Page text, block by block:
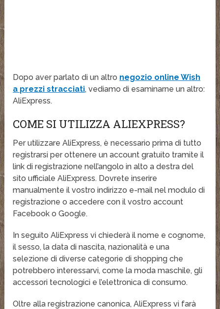
Dopo aver parlato di un altro negozio online Wish
a prezzi stracciati, vediamo di esaminarne un altro:
AliExpress.
COME SI UTILIZZA ALIEXPRESS?
Per utilizzare AliExpress, è necessario prima di tutto
registrarsi per ottenere un account gratuito tramite il
link di registrazione nell’angolo in alto a destra del
sito ufficiale AliExpress. Dovrete inserire
manualmente il vostro indirizzo e-mail nel modulo di
registrazione o accedere con il vostro account
Facebook o Google.
In seguito AliExpress vi chiederà il nome e cognome,
il sesso, la data di nascita, nazionalità e una
selezione di diverse categorie di shopping che
potrebbero interessarvi, come la moda maschile, gli
accessori tecnologici e l’elettronica di consumo.
Oltre alla registrazione canonica, AliExpress vi farà